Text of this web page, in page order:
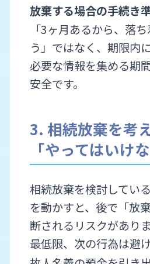
放棄する場合の手続き
「3ヶ月あるから、落
う」ではなく、期限内
必要な情報を集める期
安全です。
3. 相続放棄を考
「やってはいけ
相続放棄を検討してい
を動かすと、後で「放
断されるリスクがありま
最低限、次の行為は避